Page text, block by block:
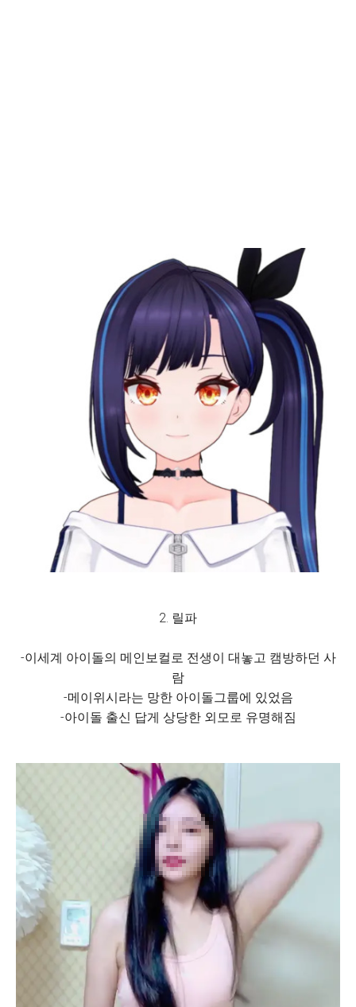
2. 릴파
-이세계 아이돌의 메인보컬로 전생이 대놓고 캠방하던 사
람
-메이위시라는 망한 아이돌그룹에 있었음
-아이돌 출신 답게 상당한 외모로 유명해짐